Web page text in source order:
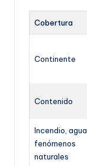
Cobertura
Continente
Contenido
Incendio, agua,
fenómenos
naturales